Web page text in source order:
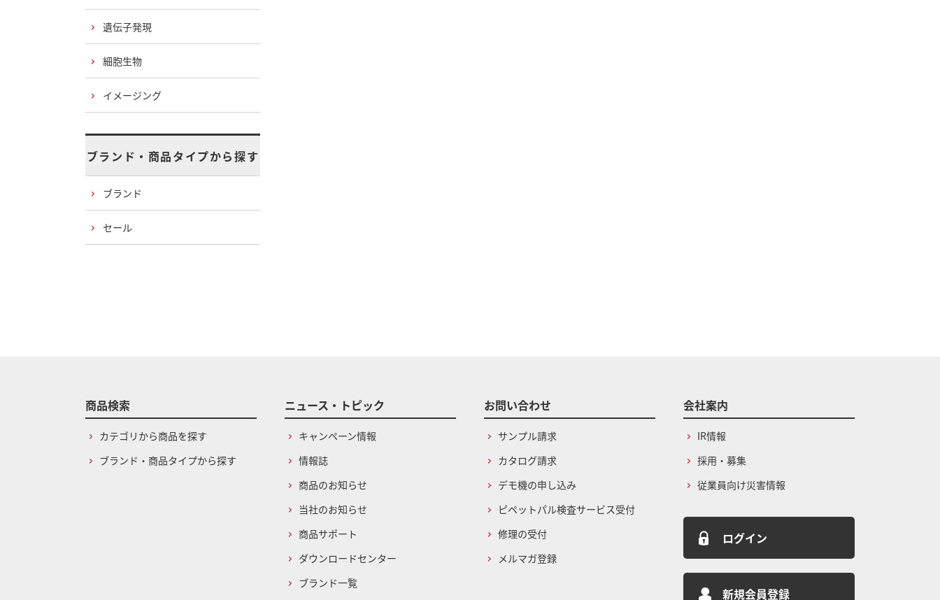
遺伝子発現
細胞生物
イメージング
ブランド・商品タイプから探す
ブランド
セール
商品検索
カテゴリから商品を探す
ブランド・商品タイプから探す
ニュース・トピック
キャンペーン情報
情報誌
商品のお知らせ
当社のお知らせ
商品サポート
ダウンロードセンター
ブランド一覧
お問い合わせ
サンプル請求
カタログ請求
デモ機の申し込み
ピペットパル検査サービス受付
修理の受付
メルマガ登録
会社案内
IR情報
採用・募集
従業員向け災害情報
ログイン
新規会員登録